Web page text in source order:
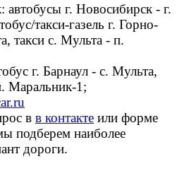
автобусы г. Новосибирск - г.
такси-газель г. Горно-
такси с. Мульта - п.
г. Барнаул - с. Мульта,
Маральник-1;
в в контакте или форме
подберем наиболее
дороги.